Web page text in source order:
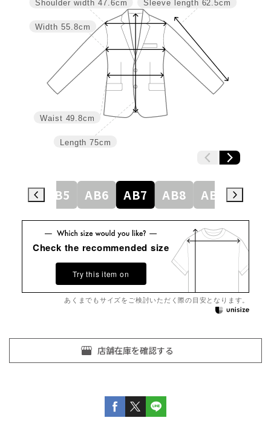
Sleeve length 62.5cm
Length 75cm
Waist 49.8cm
Width 55.8cm
Shoulder width 47.6cm
AB5 AB6 AB7 AB8 AB9
Check the recommended size
Try this item on
あくまでもサイズをご検討いただく際の目安となります。